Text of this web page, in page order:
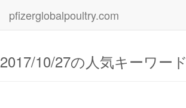
pfizerglobalpoultry.com
2017/10/27の人気キーワード